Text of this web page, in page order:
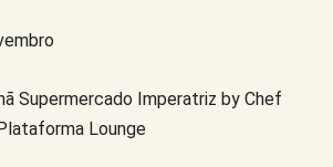
Supermercado Imperatriz by Chef
Lounge